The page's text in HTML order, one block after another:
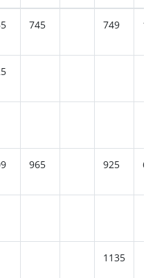
745 749
965 925
1135